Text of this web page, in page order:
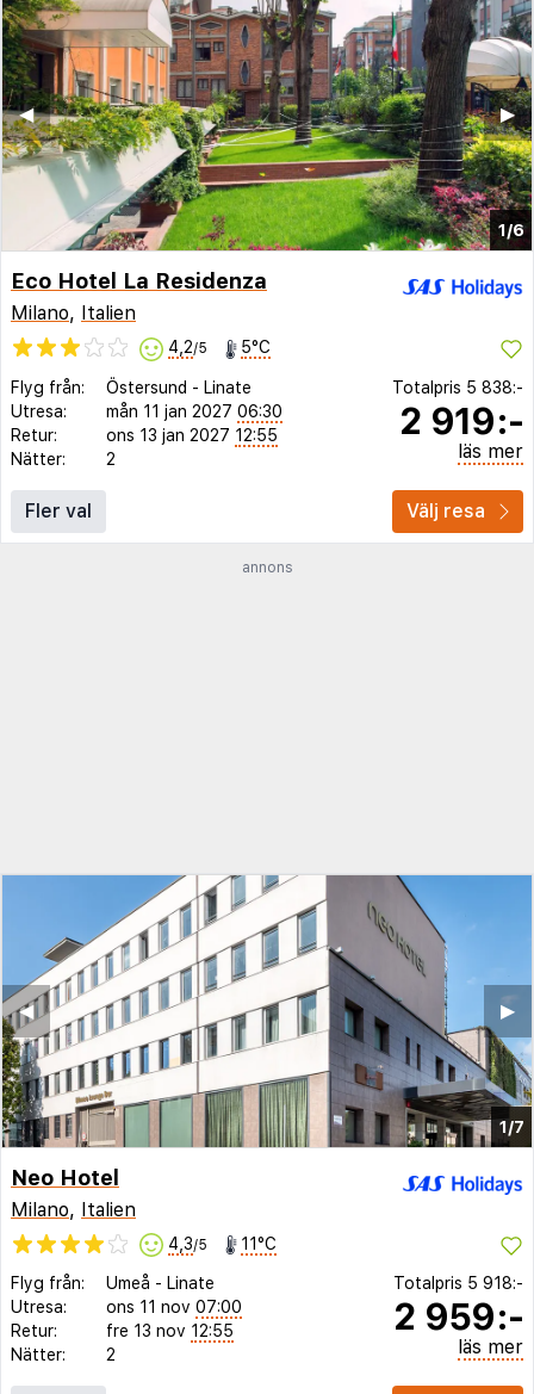
1/6
▶︎
◀︎
Eco Hotel La Residenza
Milano, Italien
4,2/5 5°C
Flyg från: Östersund - Linate
Utresa:
mån 11 jan 2027 06:30
Retur:
ons 13 jan 2027 12:55
Nätter:
2
Totalpris 5 838:-
2 919:-
läs mer
Fler val Välj resa
annons
1/7
▶︎
◀︎
Neo Hotel
Milano, Italien
4,3/5 11°C
Flyg från: Umeå - Linate
Utresa:
ons 11 nov 07:00
Retur:
fre 13 nov 12:55
Nätter:
2
Totalpris 5 918:-
2 959:-
läs mer